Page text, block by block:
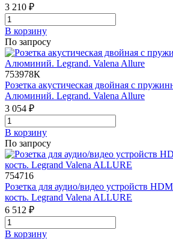
3 210 ₽
В корзинy
По запросу
753978К
Розетка акустическая двойная с
Алюминий. Legrand. Valena Allure
3 054 ₽
В корзинy
По запросу
754716
Розетка для аудио/видео устройств
кость. Legrand Valena ALLURE
6 512 ₽
В корзинy